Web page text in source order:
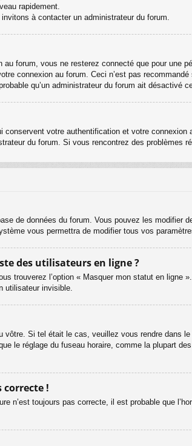
rapidement.
à contacter un administrateur du forum.
forum, vous ne resterez connecté que pour une
connexion au forum. Ceci n’est pas
qu’un administrateur du forum ait désactivé
votre authentification et votre
du forum. Si vous rencontrez des problèmes
de données du forum. Vous pouvez les modifier
vous permettra de modifier tous vos
des utilisateurs en ligne ?
trouverez l’option « Masquer mon statut en
utilisateur invisible.
vôtre. Si tel était le cas, veuillez vous rendre dans
le réglage du fuseau horaire, comme la plupart
correcte !
n’est toujours pas correcte, il est probable que